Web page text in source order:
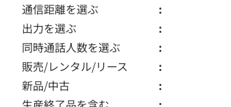
通信距離を選ぶ
出力を選ぶ
同時通話人数を選ぶ
販売/レンタル/リース
新品/中古